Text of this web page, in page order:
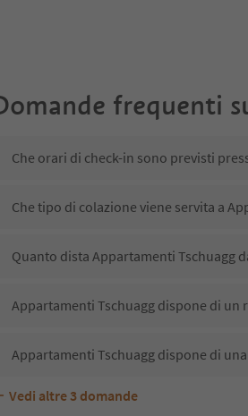
frequenti
Che orari di check-in sono previsti
Che tipo di colazione viene servita a
Quanto dista Appartamenti Tschuagg
Appartamenti Tschuagg dispone di un
Appartamenti Tschuagg dispone di
Appartamenti Tschuagg accetta animali
Quali servizi/attività sono disponibili
Gli ospiti di Appartamenti Tschuagg
Vedi altre 3 domande